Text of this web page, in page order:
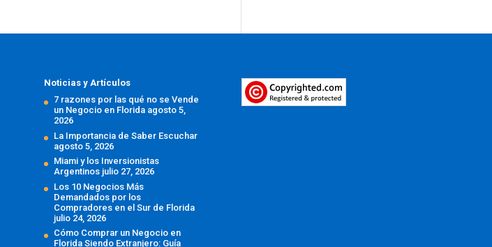
Noticias y Artículos
7 razones por las qué no se Vende
un Negocio en Florida agosto 5,
2026
La Importancia de Saber Escuchar
agosto 5, 2026
Miami y los Inversionistas
Argentinos julio 27, 2026
Los 10 Negocios Más
Demandados por los
Compradores en el Sur de Florida
julio 24, 2026
Cómo Comprar un Negocio en
Florida Siendo Extranjero: Guía